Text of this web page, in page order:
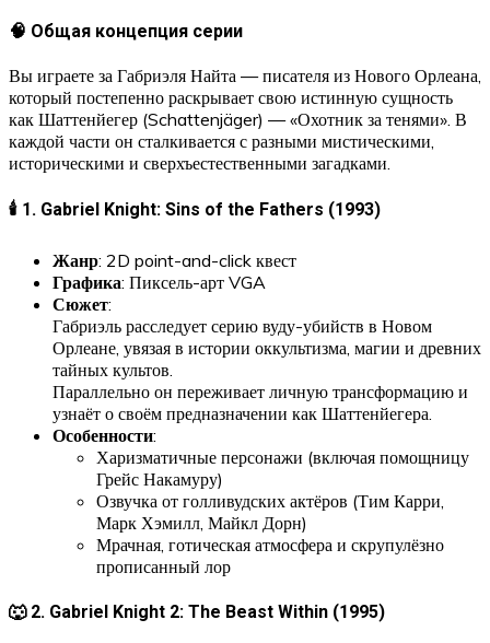
🧠 Общая концепция серии
Вы играете за Габриэля Найта — писателя из Нового Орлеана,
который постепенно раскрывает свою истинную сущность
как Шаттенйегер (Schattenjäger) — «Охотник за тенями». В
каждой части он сталкивается с разными мистическими,
историческими и сверхъестественными загадками.
🕯️ 1. Gabriel Knight: Sins of the Fathers (1993)
Жанр: 2D point-and-click квест
Графика: Пиксель-арт VGA
Сюжет:
Габриэль расследует серию вуду-убийств в Новом
Орлеане, увязая в истории оккультизма, магии и древних
тайных культов.
Параллельно он переживает личную трансформацию и
узнаёт о своём предназначении как Шаттенйегера.
Особенности:
Харизматичные персонажи (включая помощницу
Грейс Накамуру)
Озвучка от голливудских актёров (Тим Карри,
Марк Хэмилл, Майкл Дорн)
Мрачная, готическая атмосфера и скрупулёзно
прописанный лор
🐺 2. Gabriel Knight 2: The Beast Within (1995)